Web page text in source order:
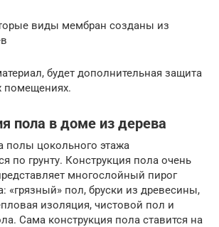
виды мембран созданы из
будет дополнительная защита
помещениях.
пола в доме из дерева
полы цокольного этажа
по грунту. Конструкция пола очень
многослойный пирог
«грязный» пол, бруски из древесины,
изоляция, чистовой пол и
Сама конструкция пола ставится на